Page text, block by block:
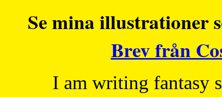
Se mina illustrationer
Brev från
I am writing fantasy